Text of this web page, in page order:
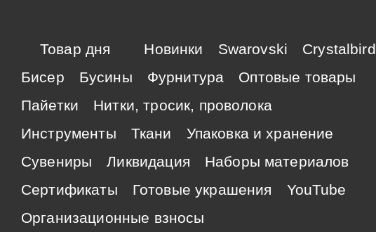
Товар дня Новинки Swarovski
Crystalbird
Бисер
Бусины Фурнитура
Оптовые товары
Пайетки
Нитки, тросик, проволока
Инструменты
Ткани
Упаковка и хранение
Сувениры
Ликвидация
Наборы материалов
Сертификаты
Готовые украшения
YouTube
Организационные взносы